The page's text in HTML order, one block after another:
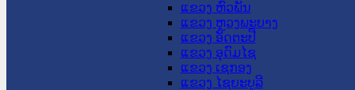
ແຂວງ ຫົວພັນ
ແຂວງ ຫຼວງພະບາງ
ແຂວງ ອັດຕະປື
ແຂວງ ອຸດົມໄຊ
ແຂວງ ເຊກອງ
ແຂວງ ໄຊຍະບູລີ